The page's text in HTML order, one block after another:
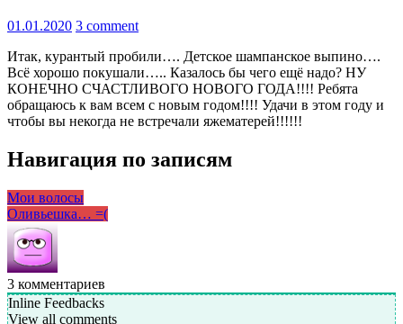
01.01.2020 3 comment
Итак, курантый пробили…. Детское шампанское выпино….
Всё хорошо покушали….. Казалось бы чего ещё надо? НУ
КОНЕЧНО СЧАСТЛИВОГО НОВОГО ГОДА!!!! Ребята
обращаюсь к вам всем с новым годом!!!! Удачи в этом году и
чтобы вы некогда не встречали яжематерей!!!!!!
Навигация по записям
Мои волосы
Оливьешка… =(
3 комментариев
Inline Feedbacks
View all comments